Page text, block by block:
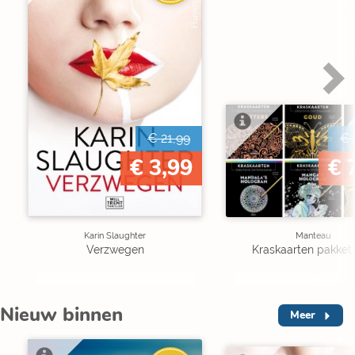
€ 21,99
€ 3,99
Karin Slaughter
Verzwegen
€
€
Manteau
Kraskaarten pakket
Nieuw binnen Meer